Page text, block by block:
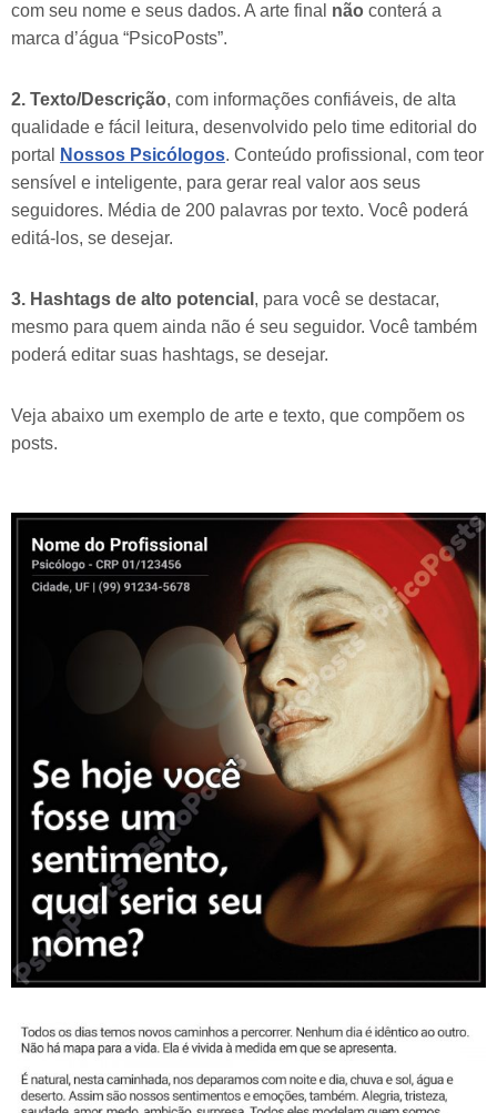
com seu nome e seus dados. A arte final não conterá a
marca d’água “PsicoPosts”.
2. Texto/Descrição, com informações confiáveis, de alta
qualidade e fácil leitura, desenvolvido pelo time editorial do
portal
Nossos Psicólogos. Conteúdo profissional, com teor
sensível e inteligente, para gerar real valor aos seus
seguidores. Média de 200 palavras por texto. Você poderá
editá-los, se desejar.
3. Hashtags de alto potencial , para você se destacar,
mesmo para quem ainda não é seu seguidor. Você também
poderá editar suas hashtags, se desejar.
Veja abaixo um exemplo de arte e texto, que compõem os
posts.